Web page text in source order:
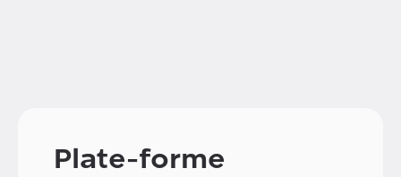
Plate-forme